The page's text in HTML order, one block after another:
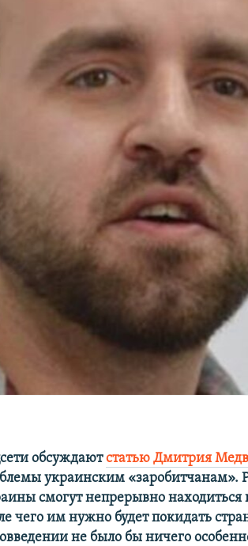
обсуждаютстатью Дмитрия
украинским «заробитчанам».
смогут непрерывно находиться
чего им нужно будет покидать
не было бы ничего